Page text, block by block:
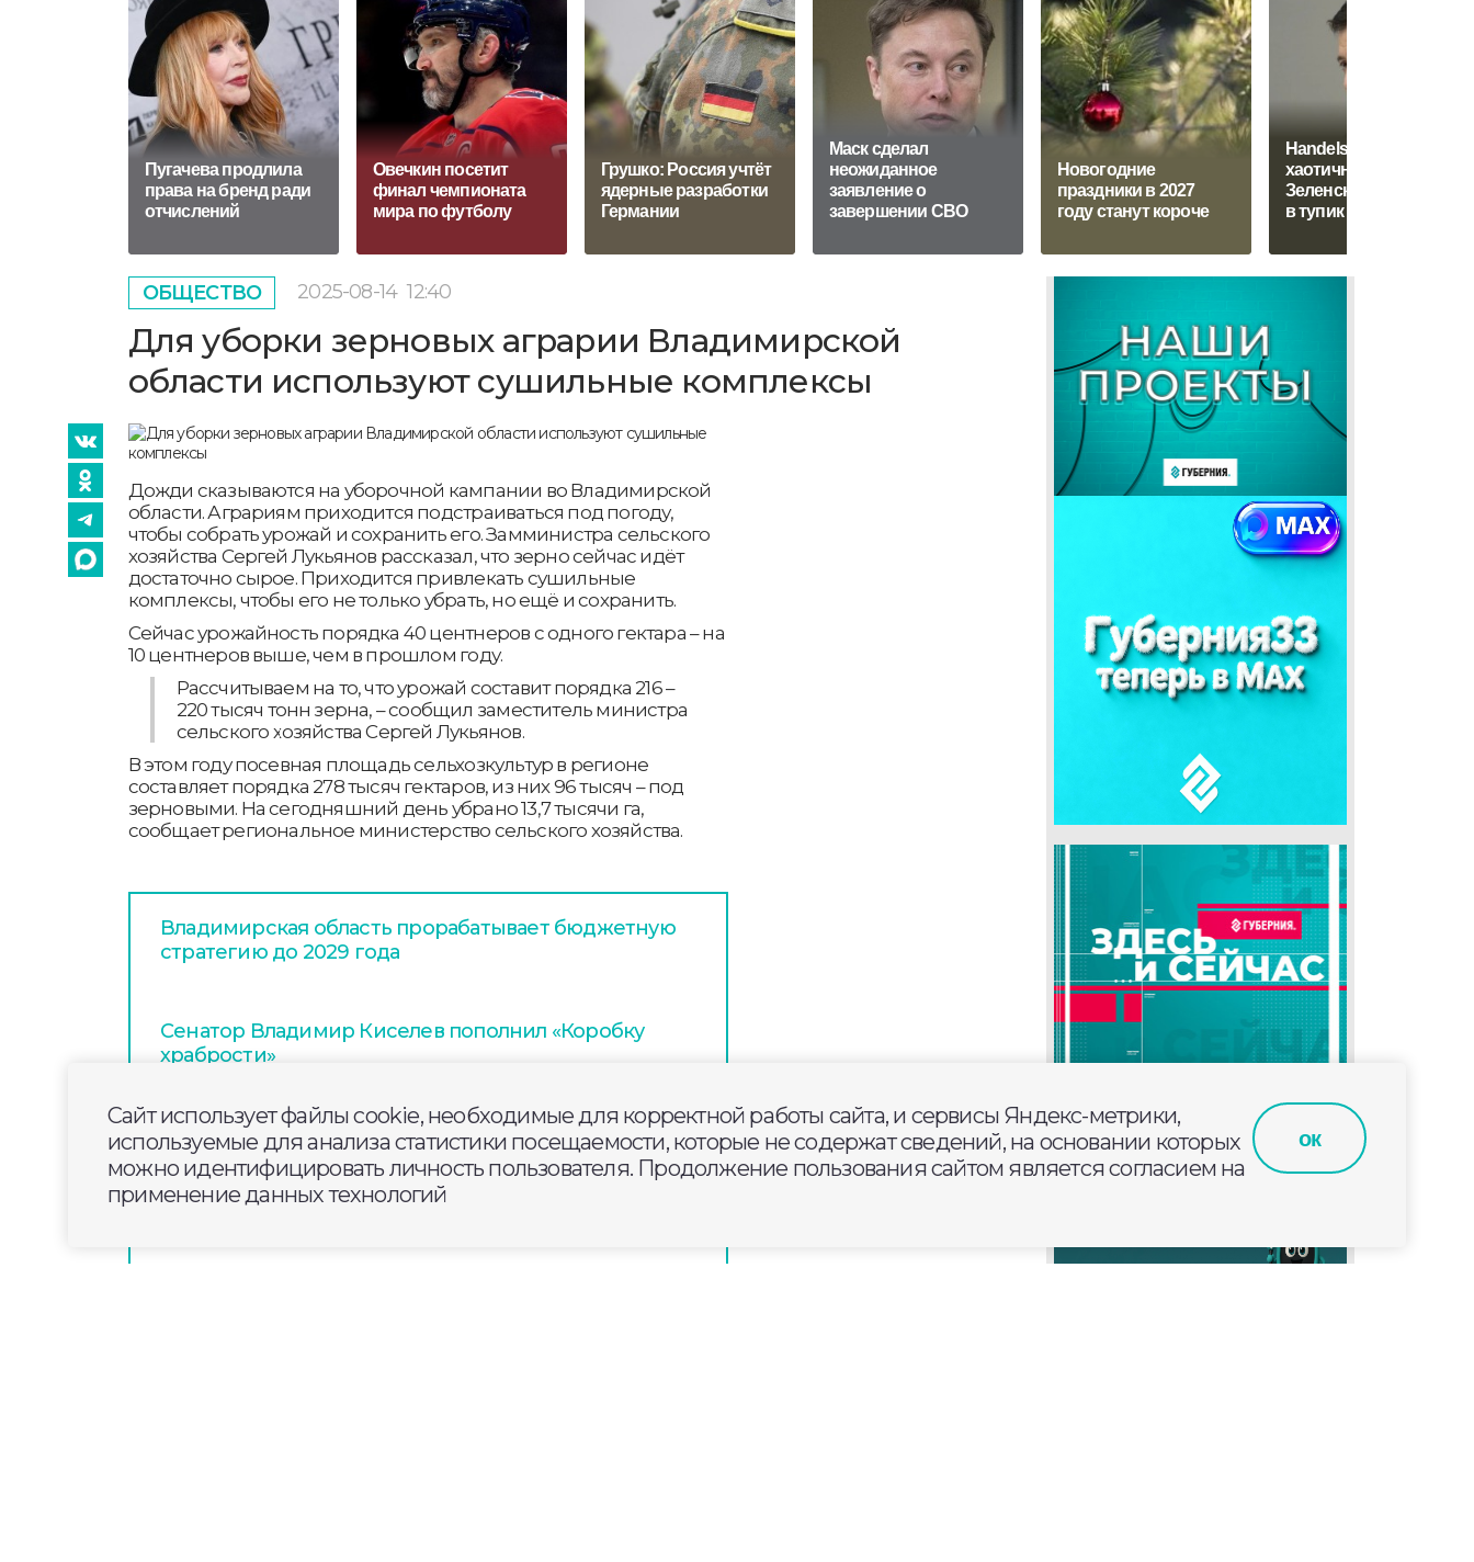
Пугачева продлила
права на бренд ради
отчислений
Овечкин посетит
финал чемпионата
мира по футболу
Грушко: Россия учтёт
ядерные разработки
Германии
Маск сделал
неожиданное
заявление о
завершении СВО
Новогодние
праздники в 2027
году станут короче
Handelsblatt:
хаотичные решения
Зеленского привели
в тупик
ОБЩЕСТВО 2025-08-14 12:40
Для уборки зерновых аграрии Владимирской
области используют сушильные комплексы
Дожди сказываются на уборочной кампании во Владимирской
области. Аграриям приходится подстраиваться под погоду,
чтобы собрать урожай и сохранить его. Замминистра сельского
хозяйства Сергей Лукьянов рассказал, что зерно сейчас идёт
достаточно сырое. Приходится привлекать сушильные
комплексы, чтобы его не только убрать, но ещё и сохранить.
Сейчас урожайность порядка 40 центнеров с одного гектара – на
10 центнеров выше, чем в прошлом году.
Рассчитываем на то, что урожай составит порядка 216 –
220 тысяч тонн зерна, – сообщил заместитель министра
сельского хозяйства Сергей Лукьянов.
В этом году посевная площадь сельхозкультур в регионе
составляет порядка 278 тысяч гектаров, из них 96 тысяч – под
зерновыми. На сегодняшний день убрано 13,7 тысячи га,
сообщает региональное министерство сельского хозяйства.
Владимирская область прорабатывает бюджетную
стратегию до 2029 года
Сенатор Владимир Киселев пополнил «Коробку
храбрости»
В Городищах отремонтировали дорогу через 6 СНТ
по программе «Комплексное развитие сельских
территорий»
Сайт использует файлы cookie, необходимые для корректной работы сайта, и сервисы Яндекс-метрики,
используемые для анализа статистики посещаемости, которые не содержат сведений, на основании которых
можно идентифицировать личность пользователя. Продолжение пользования сайтом является согласием на
применение данных технологий
ок